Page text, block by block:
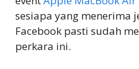
sesiapa yang menerima
Facebook pasti sudah
perkara ini.